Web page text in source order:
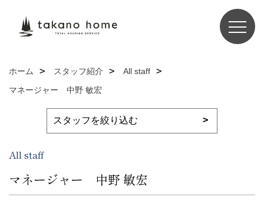
ホーム スタッフ紹介
All staff
マネージャー 中野 敏宏
All staff
マネージャー 中野 敏宏